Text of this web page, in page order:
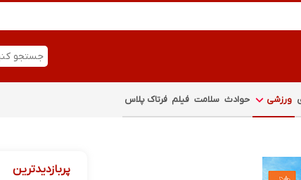
ورزشی حوادث سلامت فیلم فرتاک پلاس
پربازدیدترین